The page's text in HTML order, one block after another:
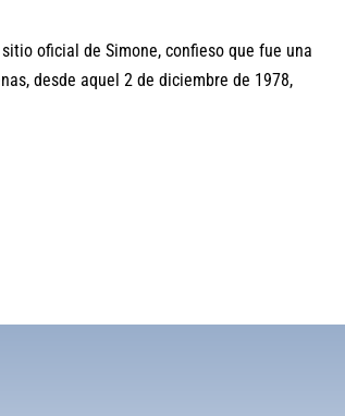
oficial de Simone, confieso que fue una
desde aquel 2 de diciembre de 1978,